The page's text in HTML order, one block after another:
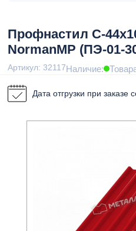
Профнастил С-
NormanMP (ПЭ-01-
Артикул: 32117Наличие:
Дата отгрузки при заказе